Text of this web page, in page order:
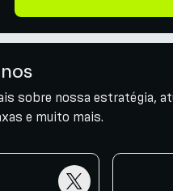
sobre nossa estratégia,
e muito mais.